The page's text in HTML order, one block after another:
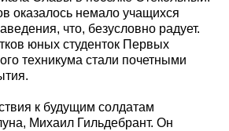
оказалось немало учащихся
что, безусловно радует.
юных студенток Первых
техникума стали почетными
к будущим солдатам
Михаил Гильдебрант. Он